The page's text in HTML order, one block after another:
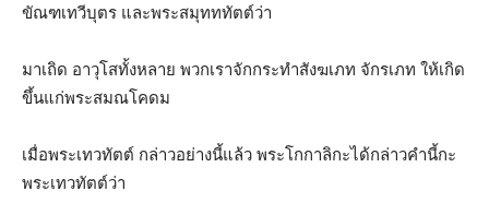
ขัณฑเทวีบุตร และพระสมุทททัตต์ว่า
มาเถิด อาวุโสทั้งหลาย พวกเราจักกระทำสังฆเภท จักรเภท ให้เกิด
ขึ้นแก่พระสมณโคดม
เมื่อพระเทวทัตต์ กล่าวอย่างนี้แล้ว พระโกกาลิกะได้กล่าวคำนี้กะ
พระเทวทัตต์ว่า